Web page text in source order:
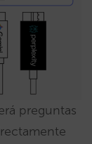
preguntas